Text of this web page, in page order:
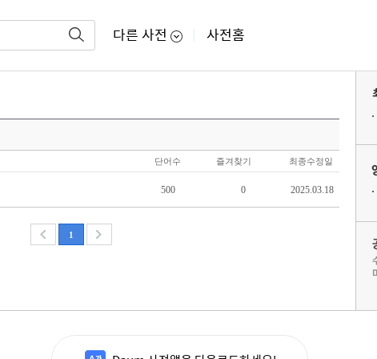
다른 사전 사전홈
단어수 즐겨찾기 최종수정일
500 0 2025.03.18
1